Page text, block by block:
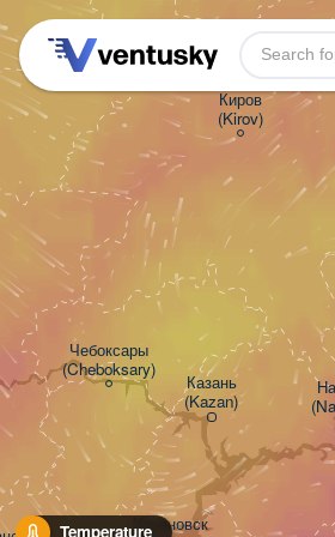
Temperature
Казань
(Kazan)
Киров
(Kirov)
Чебоксары
(Cheboksary)
Ульяновск